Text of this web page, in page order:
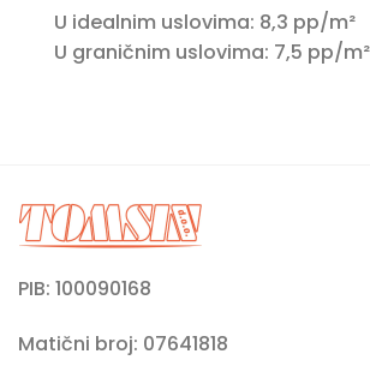
U idealnim uslovima: 8,3 pp/m²
U graničnim uslovima: 7,5 pp/m²
PIB: 100090168
Matični broj: 07641818